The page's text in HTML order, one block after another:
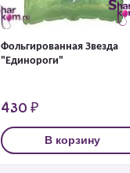
Фольгированная Звезда
"Единороги"
430 ₽
В корзину